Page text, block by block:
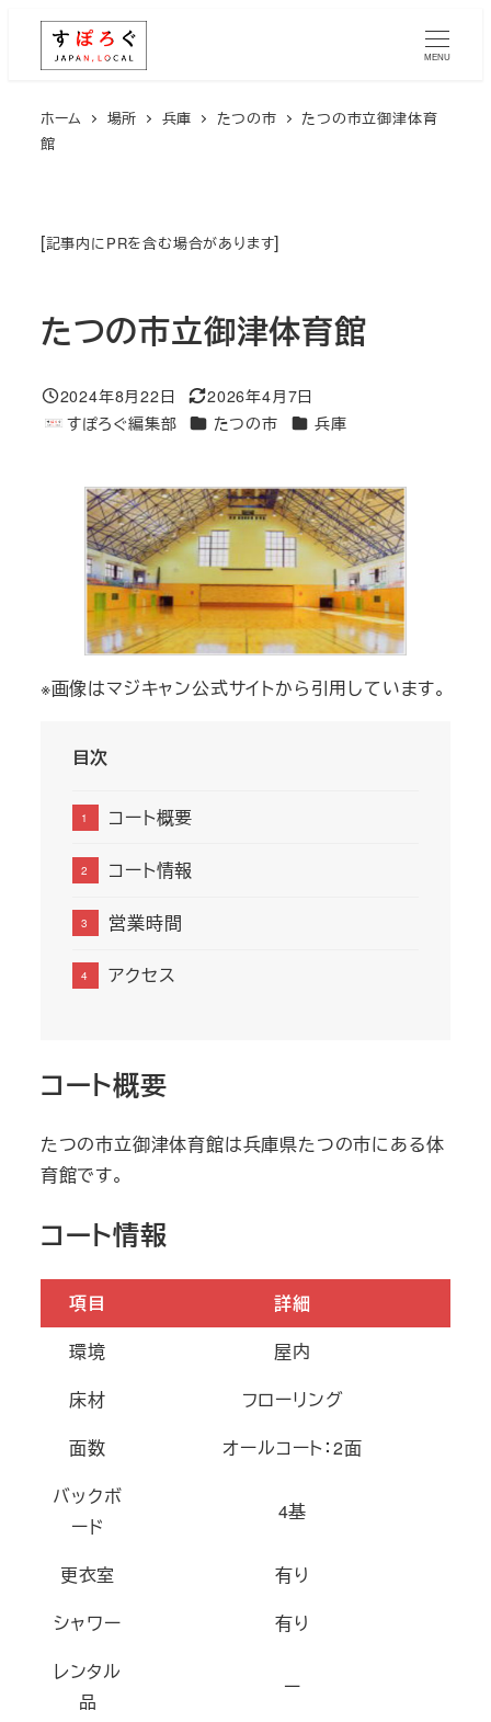
MENU
ホーム 場所 兵庫 たつの市
たつの市立御津体育
館
[記事内にPRを含む場合があります]
たつの市立御津体育館
投稿日
2024年8月22日
更新日
2026年4月7日
著
すぽろぐ編集部 エリアたつの市 エリア兵庫
※画像はマジキャン公式サイトから引用しています。
目次
コート概要
コート情報
営業時間
アクセス
コート概要
たつの市立御津体育館は兵庫県たつの市にある体
育館です。
コート情報
項目
詳細
環境
屋内
床材
フローリング
面数
オールコート：2面
バックボ
ード
4基
更衣室
有り
シャワー
有り
レンタル
品
ー